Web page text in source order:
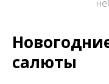
салюты